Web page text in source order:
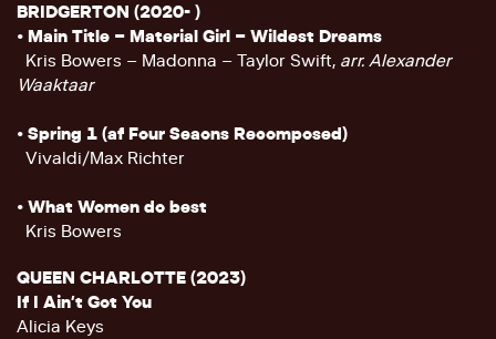
BRIDGERTON (2020- )
• Main Title – Material Girl – Wildest Dreams
Kris Bowers – Madonna – Taylor Swift, arr. Alexander
Waaktaar
• Spring 1 (af Four Seaons Recomposed)
Vivaldi/Max Richter
• What Women do best
Kris Bowers
QUEEN CHARLOTTE (2023)
If I Ain’t Got You
Alicia Keys